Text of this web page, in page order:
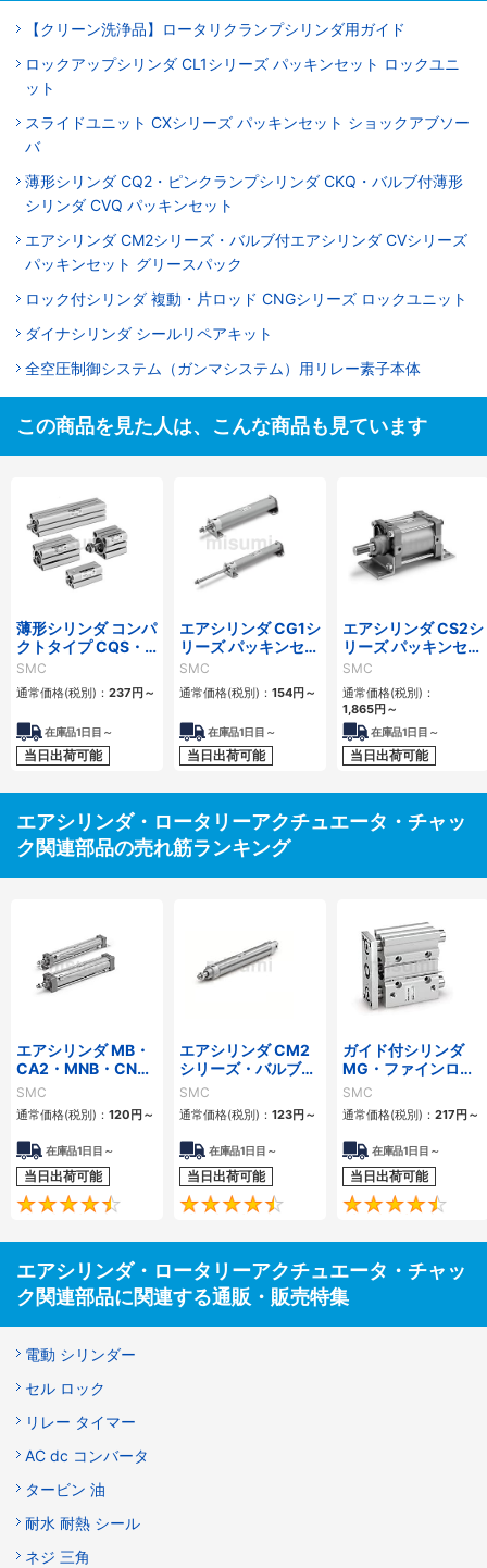
【クリーン洗浄品】ロータリクランプシリンダ用ガイド
ロックアップシリンダ CL1シリーズ パッキンセット ロックユニ
ット
スライドユニット CXシリーズ パッキンセット ショックアブソー
バ
薄形シリンダ CQ2・ピンクランプシリンダ CKQ・バルブ付薄形
シリンダ CVQ パッキンセット
エアシリンダ CM2シリーズ・バルブ付エアシリンダ CVシリーズ
パッキンセット グリースパック
ロック付シリンダ 複動・片ロッド CNGシリーズ ロックユニット
ダイナシリンダ シールリペアキット
全空圧制御システム（ガンマシステム）用リレー素子本体
この商品を見た人は、こんな商品も見ています
薄形シリンダ コンパ
クトタイプ CQS・
プラットホームシリ
ンダ CXT パッキン
セット
SMC
通常価格(税別)： 237円 ～
在庫品1日目～
当日出荷可能
エアシリンダ CG1シ
リーズ パッキンセッ
ト
SMC
通常価格(税別)： 154円 ～
在庫品1日目～
当日出荷可能
エアシリンダ CS2シ
リーズ パッキンセッ
ト
SMC
通常価格(税別)：
1,865円 ～
在庫品1日目～
当日出荷可能
エアシリンダ・ロータリーアクチュエータ・チャッ
ク関連部品の売れ筋ランキング
エアシリンダ MB・
CA2・MNB・CNA2
シリーズ パッキンセ
ット ロックユニット
グリースパック
SMC
通常価格(税別)： 120円 ～
在庫品1日目～
当日出荷可能
4.7
エアシリンダ CM2
シリーズ・バルブ付
エアシリンダ CVシ
リーズ パッキンセッ
ト グリースパック
SMC
通常価格(税別)： 123円 ～
在庫品1日目～
当日出荷可能
4.5
ガイド付シリンダ
MG・ファインロッ
クシリンダ CLG1・
ロック付シリンダ
CNG パッキンセッ
ト
SMC
通常価格(税別)： 217円 ～
在庫品1日目～
当日出荷可能
エアシリンダ・ロータリーアクチュエータ・チャッ
ク関連部品に関連する通販・販売特集
電動 シリンダー
セル ロック
リレー タイマー
AC dc コンバータ
タービン 油
耐水 耐熱 シール
ネジ 三角